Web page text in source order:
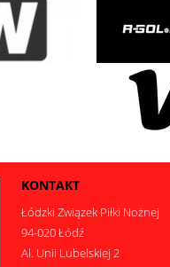
KONTAKT
Łódzki Związek Piłki Nożnej
94-020 Łódź
Al. Unii Lubelskiej 2